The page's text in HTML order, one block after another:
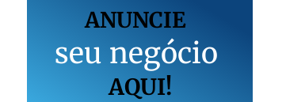
ANUNCIE
seu negócio
AQUI!